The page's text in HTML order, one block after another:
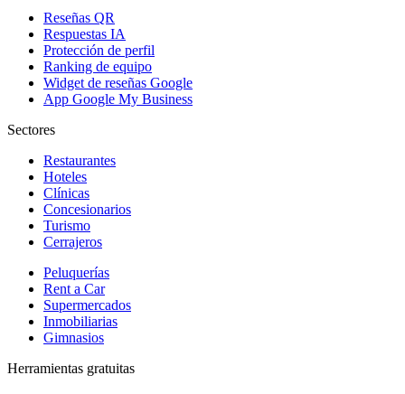
Reseñas QR
Respuestas IA
Protección de perfil
Ranking de equipo
Widget de reseñas Google
App Google My Business
Sectores
Restaurantes
Hoteles
Clínicas
Concesionarios
Turismo
Cerrajeros
Peluquerías
Rent a Car
Supermercados
Inmobiliarias
Gimnasios
Herramientas gratuitas